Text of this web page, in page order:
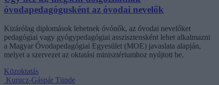
óvodapedagógusként az óvodai nevelők
Kizárólag diplomások lehetnek óvónők, az óvodai nevelőket
pedagógiai vagy gyógypedagógiai asszisztensként lehet alkalmazni
a Magyar Óvodapedagógiai Egyesület (MOE) javaslata alapján,
melyet a szervezet az oktatási minisztériumhoz nyújtott be.
Közoktatás
Kurucz-Gáspár Tünde